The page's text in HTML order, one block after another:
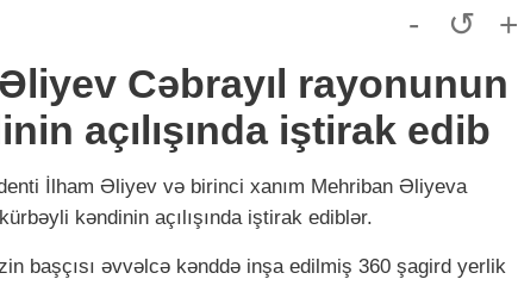
- ↺ +
Cəbrayıl rayonunun
açılışında iştirak edib
İlham Əliyev və birinci xanım Mehriban Əliyeva
kəndinin açılışında iştirak ediblər.
başçısı əvvəlcə kənddə inşa edilmiş 360 şagird yerlik